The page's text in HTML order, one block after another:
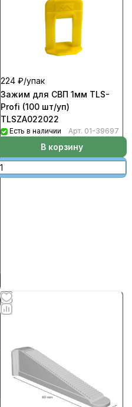
224 ₽/упак
Зажим для СВП 1мм TLS-
Profi (100 шт/уп)
TLSZA022022
Есть в наличии Арт. 01-39697
В корзину